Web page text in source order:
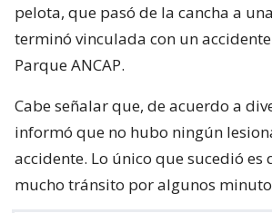
pelota, que pasó de la cancha a
terminó vinculada con un
Parque ANCAP.
Cabe señalar que, de acuerdo a
informó que no hubo ningún
accidente. Lo único que sucedió es
mucho tránsito por algunos